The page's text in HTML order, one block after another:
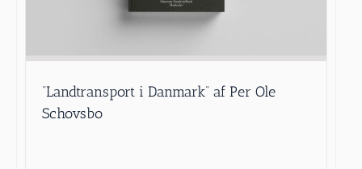
“Landtransport i Danmark” af Per Ole
Schovsbo